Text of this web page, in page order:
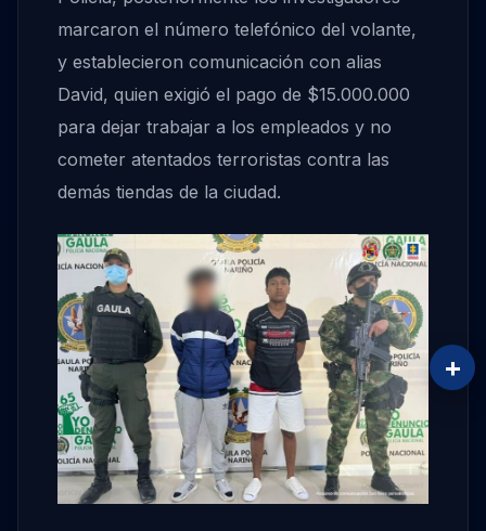
marcaron el número telefónico del volante,
y establecieron comunicación con alias
David, quien exigió el pago de $15.000.000
para dejar trabajar a los empleados y no
cometer atentados terroristas contra las
demás tiendas de la ciudad.
+